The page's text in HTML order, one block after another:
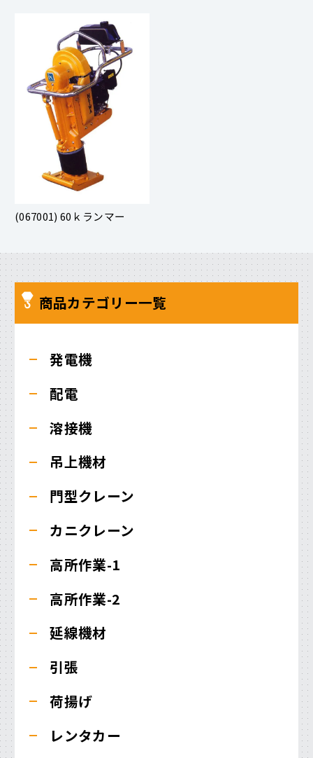
(067001) 60ｋランマー
商品カテゴリー一覧
発電機
配電
溶接機
吊上機材
門型クレーン
カニクレーン
高所作業-1
高所作業-2
延線機材
引張
荷揚げ
レンタカー